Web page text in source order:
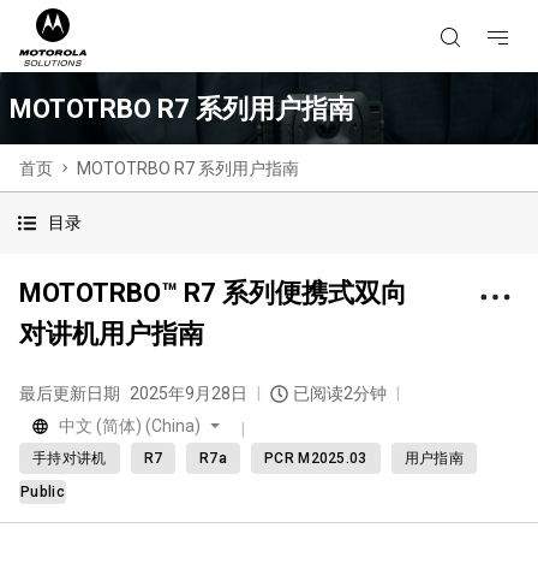
MOTOTRBO R7 系列用户指南
首页 MOTOTRBO R7 系列用户指南
目录
MOTOTRBO™ R7 系列便携式双向
对讲机用户指南
最后更新日期 2025年9月28日
已阅读2分钟
中文 (简体) (China)
手持对讲机 R7 R7a PCR M2025.03
用户指南
Public